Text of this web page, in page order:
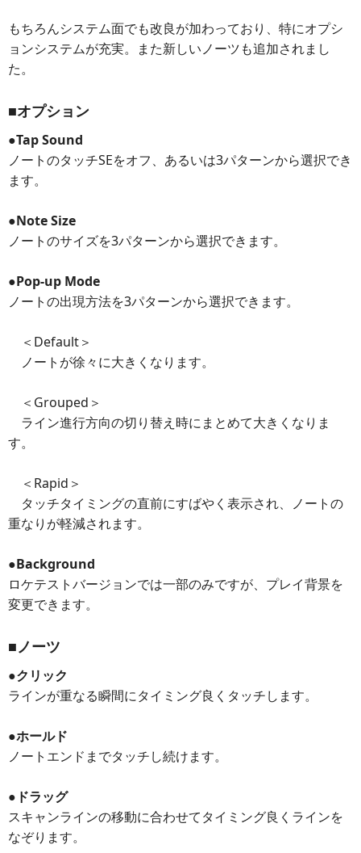
もちろんシステム面でも改良が加わっており、特にオプシ
ョンシステムが充実。また新しいノーツも追加されまし
た。
■オプション
●Tap Sound
ノートのタッチSEをオフ、あるいは3パターンから選択でき
ます。
●Note Size
ノートのサイズを3パターンから選択できます。
●Pop-up Mode
ノートの出現方法を3パターンから選択できます。
＜Default＞
ノートが徐々に大きくなります。
＜Grouped＞
ライン進行方向の切り替え時にまとめて大きくなりま
す。
＜Rapid＞
タッチタイミングの直前にすばやく表示され、ノートの
重なりが軽減されます。
●Background
ロケテストバージョンでは一部のみですが、プレイ背景を
変更できます。
■ノーツ
●クリック
ラインが重なる瞬間にタイミング良くタッチします。
●ホールド
ノートエンドまでタッチし続けます。
●ドラッグ
スキャンラインの移動に合わせてタイミング良くラインを
なぞります。